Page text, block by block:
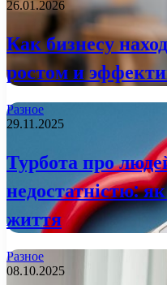
26.01.2026
Как бизнесу
ростом и
Разное
29.11.2025
Турбота про
недостатністю:
життя
Разное
08.10.2025